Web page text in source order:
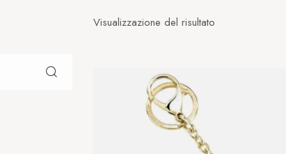
Visualizzazione del risultato